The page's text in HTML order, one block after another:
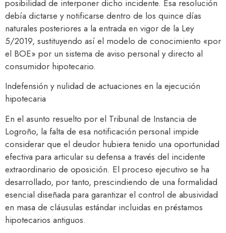
posibilidad de interponer dicho incidente. Esa resolución
debía dictarse y notificarse dentro de los quince días
naturales posteriores a la entrada en vigor de la Ley
5/2019, sustituyendo así el modelo de conocimiento «por
el BOE» por un sistema de aviso personal y directo al
consumidor hipotecario.
Indefensión y nulidad de actuaciones en la ejecución
hipotecaria
En el asunto resuelto por el Tribunal de Instancia de
Logroño, la falta de esa notificación personal impide
considerar que el deudor hubiera tenido una oportunidad
efectiva para articular su defensa a través del incidente
extraordinario de oposición. El proceso ejecutivo se ha
desarrollado, por tanto, prescindiendo de una formalidad
esencial diseñada para garantizar el control de abusividad
en masa de cláusulas estándar incluidas en préstamos
hipotecarios antiguos.​